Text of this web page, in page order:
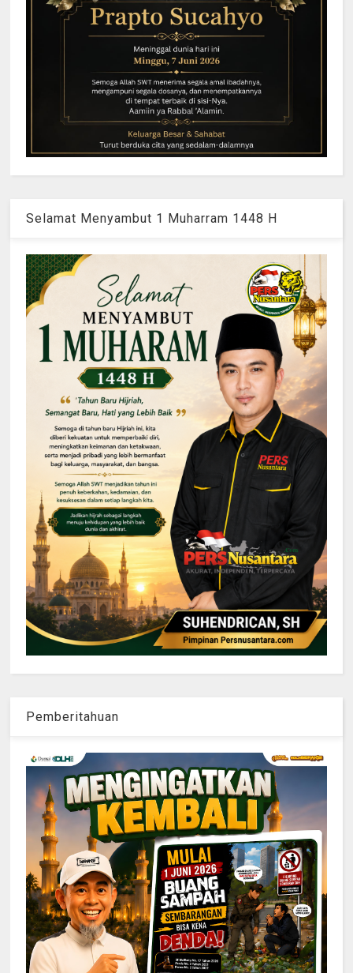
Selamat Menyambut 1 Muharram 1448 H
Pemberitahuan